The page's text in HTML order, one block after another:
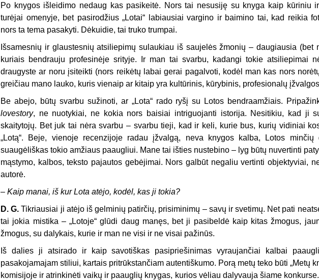
Po knygos išleidimo nedaug kas pasikeitė. Nors tai nesusiję su knyga kaip kūriniu
turėjai omenyje, bet pasirodžius „Lotai“ labiausiai vargino ir baimino tai, kad reikia
nors ta tema pasakyti. Dėkuidie, tai truko trumpai.
Išsamesnių ir glaustesnių atsiliepimų sulaukiau iš saujelės žmonių – daugiausia (bet
kuriais bendrauju profesinėje srityje. Ir man tai svarbu, kadangi tokie atsiliepimai
draugyste ar noru įsiteikti (nors reikėtų labai gerai pagalvoti, kodėl man kas nors
greičiau mano lauko, kuris vienaip ar kitaip yra kultūrinis, kūrybinis, profesionalų
Be abejo, būtų svarbu sužinoti, ar „Lota“ rado ryšį su Lotos bendraamžiais.
lovestory, ne nuotykiai, ne kokia nors baisiai intriguojanti istorija. Nesitikiu, kad ji
skaitytojų. Bet juk tai nėra svarbu – svarbu tieji, kad ir keli, kurie bus, kurių vidiniai
„Lotą“. Beje, vienoje recenzijoje radau įžvalgą, neva knygos kalba, Lotos minčių
suaugėliškas tokio amžiaus paaugliui. Mane tai išties nustebino – lyg būtų nuvertinti
mąstymo, kalbos, teksto pajautos gebėjimai. Nors galbūt negaliu vertinti objektyviai,
autorė.
– Kaip manai, iš kur Lota atėjo, kodėl, kas ji tokia?
D. G.Tikriausiai ji atėjo iš gelminių patirčių, prisiminimų – savų ir svetimų. Net pati
tai jokia mistika – „Lotoje“ glūdi daug manęs, bet ji pasibeldė kaip kitas žmogus,
žmogus, su dalykais, kurie ir man ne visi ir ne visai pažinūs.
Iš dalies ji atsirado ir kaip savotiškas pasipriešinimas vyraujančiai kalbai
pasakojamajam stiliui, kartais pritrūkstančiam autentiškumo. Porą metų teko būti „Metų
komisijoje ir atrinkinėti vaikų ir paauglių knygas, kurios vėliau dalyvauja šiame